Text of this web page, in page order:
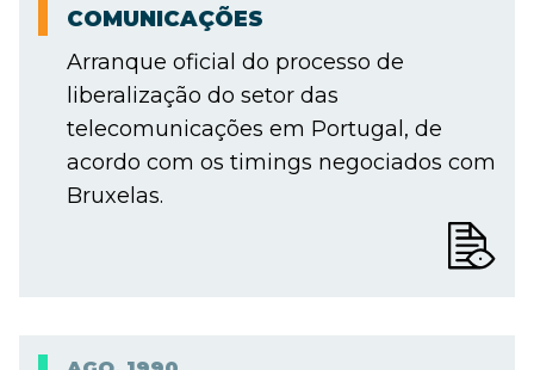
COMUNICAÇÕES
Arranque oficial do processo de
liberalização do setor das
telecomunicações em Portugal, de
acordo com os timings negociados com
Bruxelas.